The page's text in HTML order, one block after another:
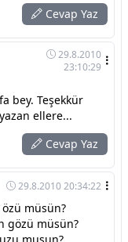
Cevap Yaz
29.8.2010
23:10:29
bey. Teşekkür
ellere...
Cevap Yaz
29.8.2010 20:34:22
müsün?
gözü müsün?
musun?